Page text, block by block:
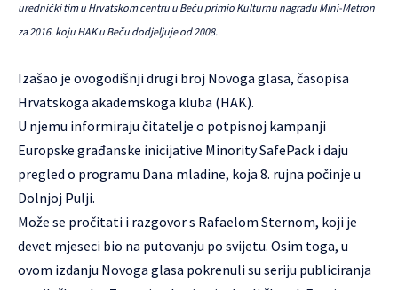
urednički tim u Hrvatskom centru u Beču primio Kulturnu nagradu Mini-Metron
za 2016. koju HAK u Beču dodjeljuje od 2008.
Izašao je ovogodišnji drugi broj Novoga glasa, časopisa
Hrvatskoga akademskoga kluba (HAK).
U njemu informiraju čitatelje o potpisnoj kampanji
Europske građanske inicijative Minority SafePack i daju
pregled o programu Dana mladine, koja 8. rujna počinje u
Dolnjoj Pulji.
Može se pročitati i razgovor s Rafaelom Sternom, koji je
devet mjeseci bio na putovanju po svijetu. Osim toga, u
ovom izdanju Novoga glasa pokrenuli su seriju publiciranja